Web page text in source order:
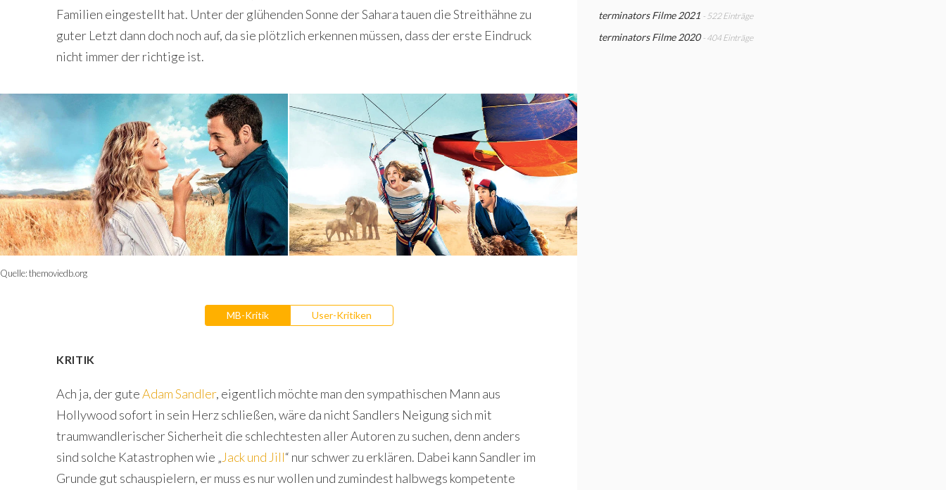
Familien eingestellt hat. Unter der glühenden Sonne der Sahara tauen die Streithähne zu
guter Letzt dann doch noch auf, da sie plötzlich erkennen müssen, dass der erste Eindruck
nicht immer der richtige ist.
Quelle:themoviedb.org
MB-Kritik User-Kritiken
KRITIK
Ach ja, der guteAdam Sandler, eigentlich möchte man den sympathischen Mann aus
Hollywood sofort in sein Herz schließen, wäre da nicht Sandlers Neigung sich mit
traumwandlerischer Sicherheit die schlechtesten aller Autoren zu suchen, denn anders
sind solche Katastrophen wie „Jack und Jill“ nur schwer zu erklären. Dabei kann Sandler im
Grunde gut schauspielern, er muss es nur wollen und zumindest halbwegs kompetente
terminators Filme 2021 - 522 Einträge
terminators Filme 2020 - 404 Einträge